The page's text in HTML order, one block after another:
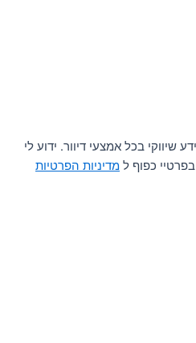
שיווקי בכל אמצעי דיוור. ידוע לי
כפוף ל מדיניות הפרטיות